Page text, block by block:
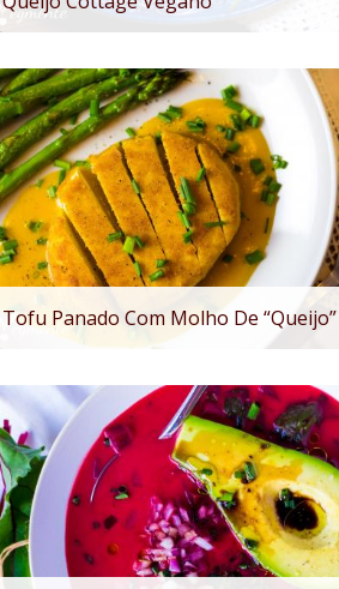
Tofu Panado Com Molho De “queijo”